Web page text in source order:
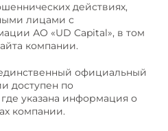
действиях,
лицами с
АО «UD Capital», в том
компании.
официальный
доступен по
где указана информация о
компании.